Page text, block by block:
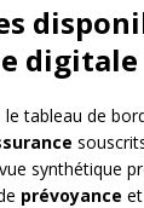
digitale
tableau de
synthétique
prévoyance et